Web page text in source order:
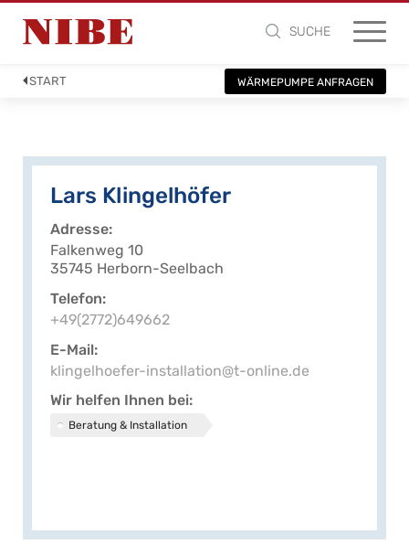
SUCHE
START WÄRMEPUMPE ANFRAGEN
Lars Klingelhöfer
Adresse
Falkenweg 10
35745 Herborn-Seelbach
Telefon
+49(2772)649662
E-Mail
klingelhoefer-installation@t-online.de
Wir helfen Ihnen bei
Beratung & Installation